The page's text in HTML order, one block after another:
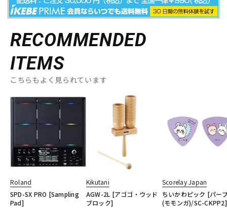
RECOMMENDED
ITEMS
こちらもよく見られています
Roland
SPD-SX PRO [Sampling
Pad]
Kikutani
AGW-2L [アゴゴ・ウッド
ブロック]
Scorelay Japan
ちいかわピック [パー
(モモンガ)/SC-CKPP2]